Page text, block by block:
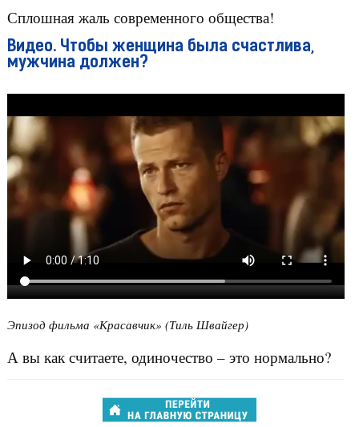
Сплошная жаль современного общества!
Видео. Чтобы женщина была счастлива,
мужчина должен?
Эпизод фильма «Красавчик» (Тиль Швайгер)
А вы как считаете, одиночество – это нормально?